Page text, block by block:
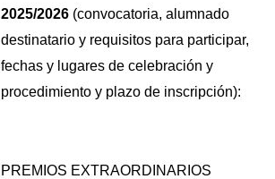
2025/2026 (convocatoria, alumnado
destinatario y requisitos para participar,
fechas y lugares de celebración y
procedimiento y plazo de inscripción):
PREMIOS EXTRAORDINARIOS